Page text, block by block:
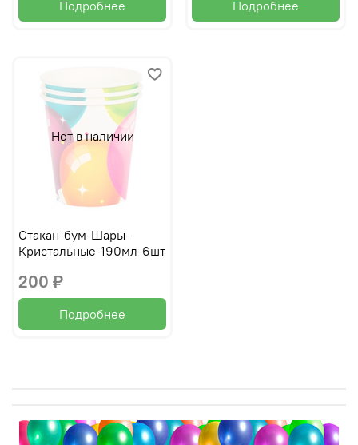
Подробнее Подробнее
Нет в наличии
Стакан-бум-Шары-
Кристальные-190мл-6шт
200 ₽
Подробнее